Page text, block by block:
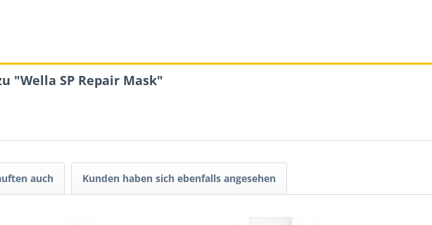
"Wella SP Repair Mask"
auch Kunden haben sich ebenfalls angesehen